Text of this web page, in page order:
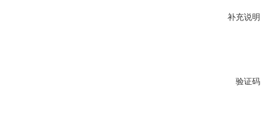
补充说明
验证码